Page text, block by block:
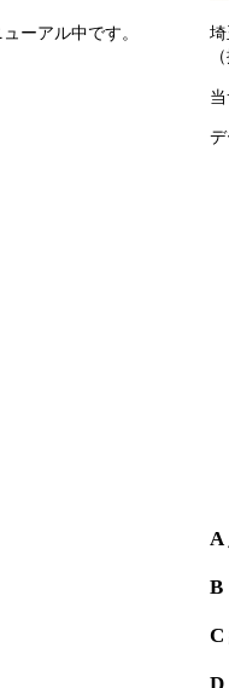
ーアル中です。
A
C